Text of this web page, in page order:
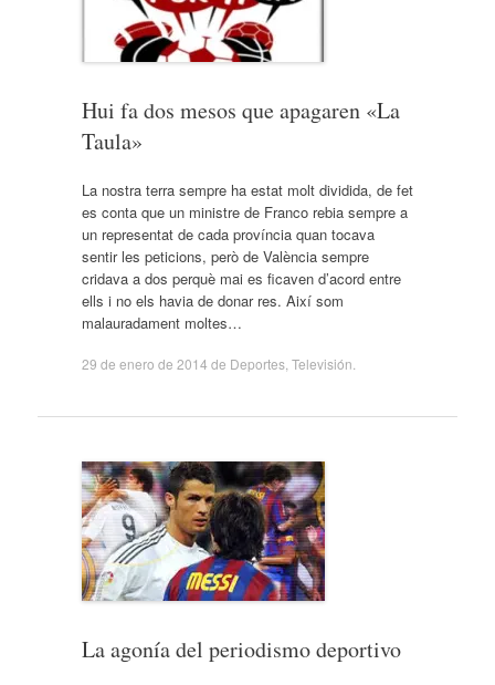
Hui fa dos mesos que apagaren «La
Taula»
La nostra terra sempre ha estat molt dividida, de fet
es conta que un ministre de Franco rebia sempre a
un representat de cada província quan tocava
sentir les peticions, però de València sempre
cridava a dos perquè mai es ficaven d’acord entre
ells i no els havia de donar res. Així som
malauradament moltes…
29 de enero de 2014 de Deportes, Televisión
La agonía del periodismo deportivo